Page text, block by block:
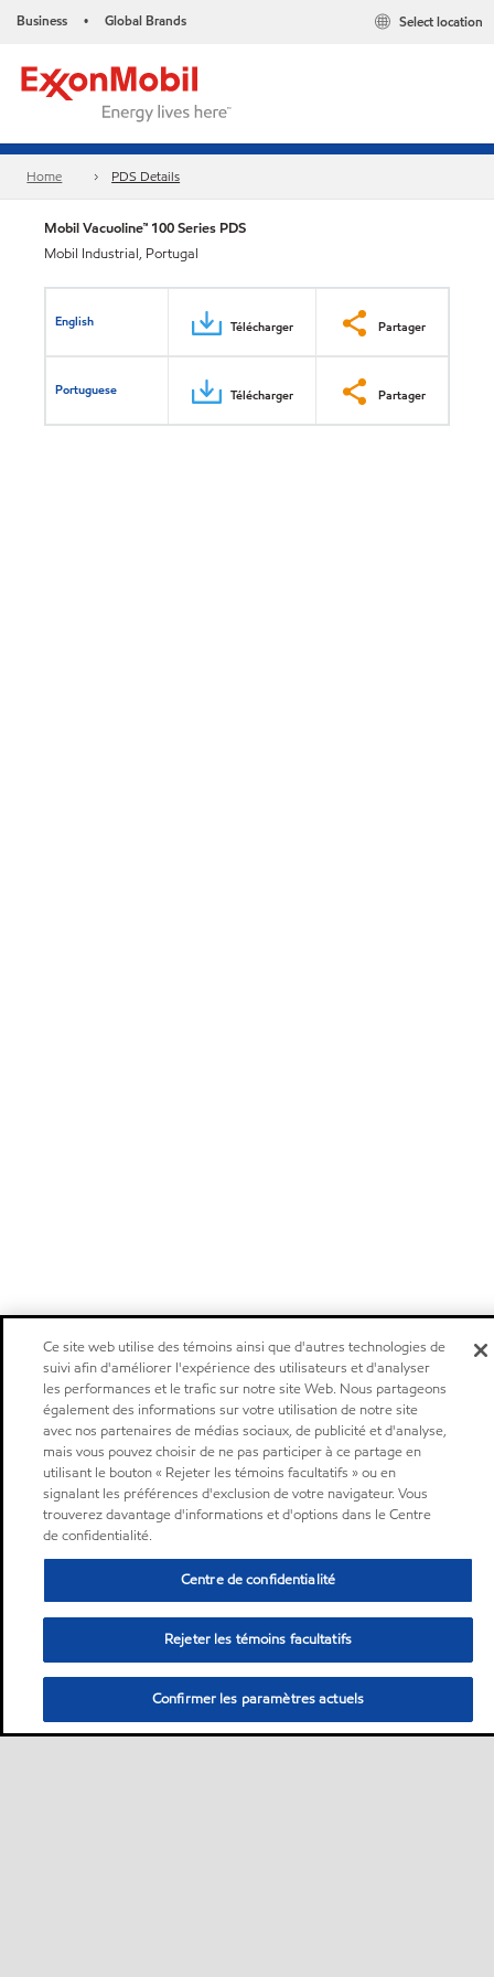
Business • Global Brands Select location
Home PDS Details
Mobil Vacuoline™ 100 Series PDS
Mobil Industrial, Portugal
English Télécharger Partager
Portuguese Télécharger Partager
Ce site web utilise des témoins ainsi que d'autres technologies de
suivi afin d'améliorer l'expérience des utilisateurs et d'analyser
les performances et le trafic sur notre site Web. Nous partageons
également des informations sur votre utilisation de notre site
avec nos partenaires de médias sociaux, de publicité et d'analyse,
mais vous pouvez choisir de ne pas participer à ce partage en
utilisant le bouton « Rejeter les témoins facultatifs » ou en
signalant les préférences d'exclusion de votre navigateur. Vous
trouverez davantage d'informations et d'options dans le Centre
de confidentialité.
Centre de confidentialité
Rejeter les témoins facultatifs
Confirmer les paramètres actuels